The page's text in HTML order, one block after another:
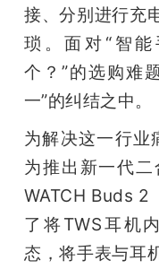
活
动
心
GAIR
接、分别进行充
琐。面对“智
个？”的选购难
一”的纠结之中。
为解决这一行
为推出新一代
WATCH Buds 2
了将TWS耳机
态，将手表与耳